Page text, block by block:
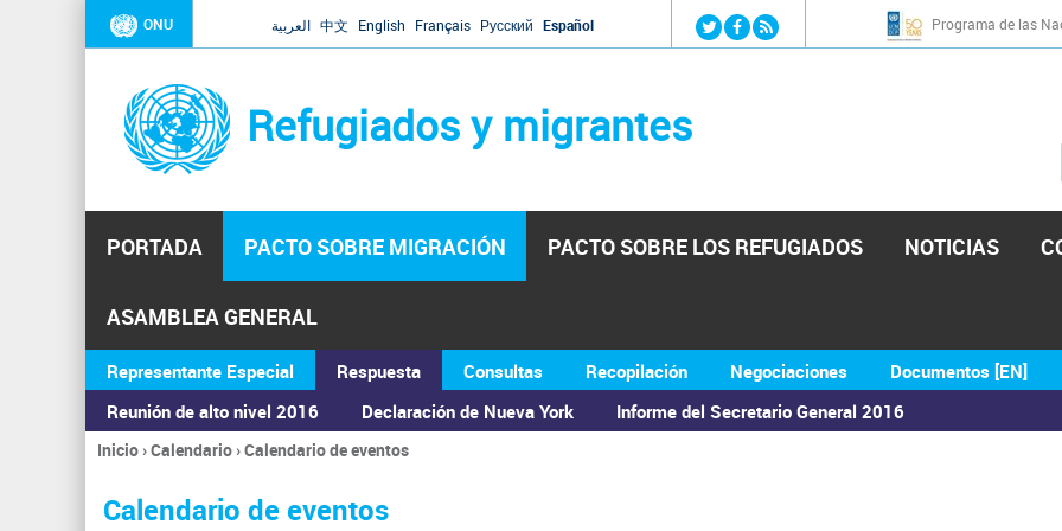
Jump to navigation
ONU العربية 中文 English Français Русский Español Programa de las
Refugiados y migrantes
PORTADA PACTO SOBRE MIGRACIÓN
Representante Especial
Respuesta
Reunión de alto nivel 2016
Declaración de Nueva York Informe del Secretario General 2016
Consultas Recopilación Negociaciones Documentos [EN]
PACTO SOBRE LOS REFUGIADOS NOTICIAS
ASAMBLEA GENERAL
Se
encuentra
usted
Inicio›Calendario›Calendario de eventos
Calendario de eventos